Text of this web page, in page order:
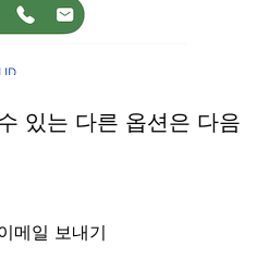
있는 다른 옵션은 다음
메일 보내기